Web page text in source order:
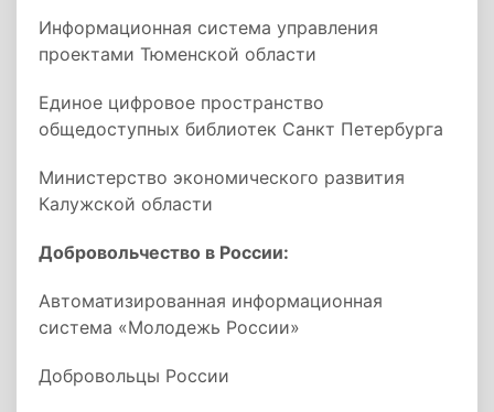
Информационная система управления
проектами Тюменской области
Единое цифровое пространство
общедоступных библиотек Санкт Петербурга
Министерство экономического развития
Калужской области
Добровольчество в России:
Автоматизированная информационная
система «Молодежь России»
Добровольцы России